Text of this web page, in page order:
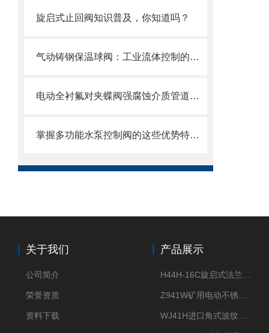
旋启式止回阀知识普及，你知道吗？
气动铸钢保温球阀：工业流体控制的新星
电动全衬氟对夹蝶阀强腐蚀介质管道的可靠卫士
掌握多功能水泵控制阀的这些优势特点很重要！
关于我们
公司简介
荣誉资质
资料下载
产品展示